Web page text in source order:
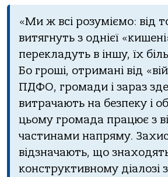
«Ми ж всі розуміємо: від
витягнуть з однієї
перекладуть в іншу, їх
Бо гроші, отримані від
ПДФО, громади і зараз
витрачають на безпеку і
цьому громада працює з
частинами напряму.
відзначають, що
конструктивному діалозі